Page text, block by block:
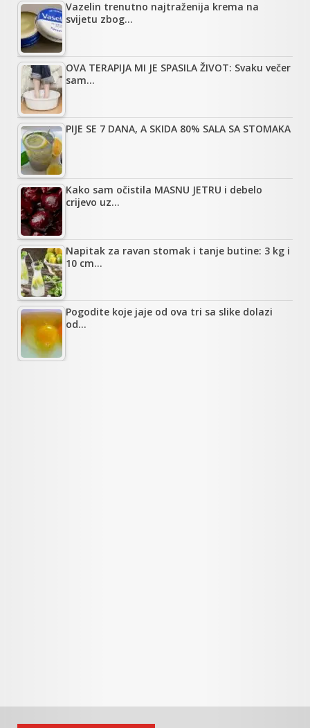
Vazelin trenutno najtraženija krema na
svijetu zbog…
OVA TERAPIJA MI JE SPASILA ŽIVOT: Svaku večer
sam…
PIJE SE 7 DANA, A SKIDA 80% SALA SA STOMAKA
Kako sam očistila MASNU JETRU i debelo
crijevo uz…
Napitak za ravan stomak i tanje butine: 3 kg i
10 cm…
Pogodite koje jaje od ova tri sa slike dolazi
od…